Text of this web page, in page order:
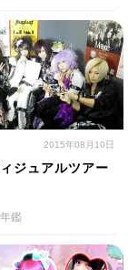
2015年08月10日
ジュアルツアー
鑑